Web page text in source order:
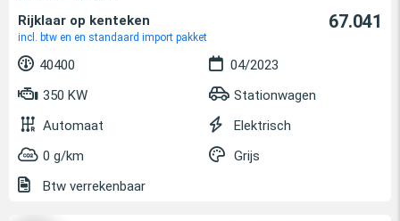
Rijklaar op kenteken
incl. btw en en standaard import pakket
67.041
40400
04/2023
350 KW
Stationwagen
Automaat
Elektrisch
0 g/km
Grijs
Btw verrekenbaar